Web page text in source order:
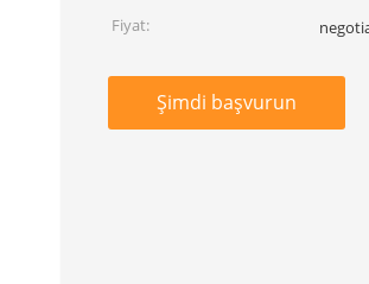
Fiyat:
Şimdi başvurun